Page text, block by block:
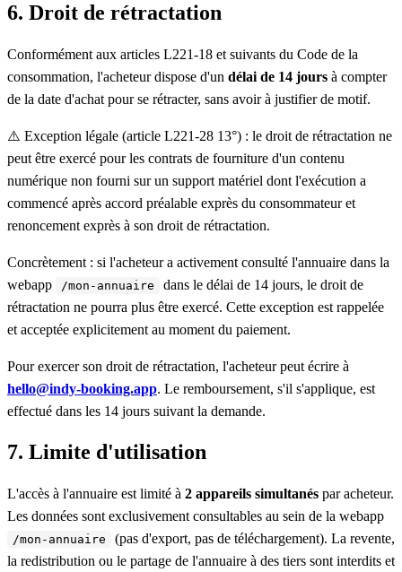
6. Droit de rétractation
Conformément aux articles L221-18 et suivants du Code de la
consommation, l'acheteur dispose d'un délai de 14 jours à compter
de la date d'achat pour se rétracter, sans avoir à justifier de motif.
⚠️ Exception légale (article L221-28 13°) : le droit de rétractation ne
peut être exercé pour les contrats de fourniture d'un contenu
numérique non fourni sur un support matériel dont l'exécution a
commencé après accord préalable exprès du consommateur et
renoncement exprès à son droit de rétractation.
Concrètement : si l'acheteur a activement consulté l'annuaire dans la
webapp
/mon-annuaire
dans le délai de 14 jours, le droit de
rétractation ne pourra plus être exercé. Cette exception est rappelée
et acceptée explicitement au moment du paiement.
Pour exercer son droit de rétractation, l'acheteur peut écrire à
hello@indy-booking.app. Le remboursement, s'il s'applique, est
effectué dans les 14 jours suivant la demande.
7. Limite d'utilisation
L'accès à l'annuaire est limité à 2 appareils simultanés par acheteur.
Les données sont exclusivement consultables au sein de la webapp
/mon-annuaire
(pas d'export, pas de téléchargement). La revente,
la redistribution ou le partage de l'annuaire à des tiers sont interdits et